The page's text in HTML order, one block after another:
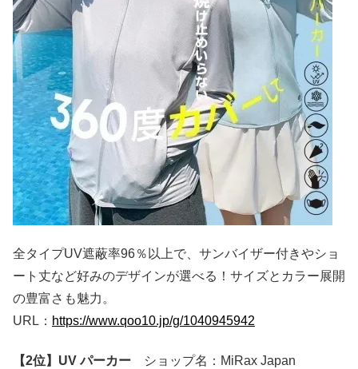
全タイプUV遮蔽率96％以上で、サンバイザー付きやショ
ート丈など好みのデザインが選べる！サイズとカラー展開
の豊富さも魅力。
URL： https://www.qoo10.jp/g/1040945942
【2位】UV パーカー ショップ名：MiRax Japan